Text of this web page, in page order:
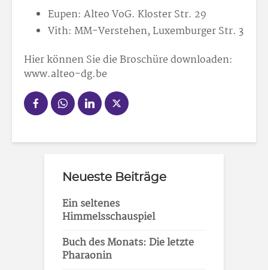
Eupen: Alteo VoG. Kloster Str. 29
Vith: MM-Verstehen, Luxemburger Str. 3
Hier können Sie die Broschüre downloaden:
www.alteo-dg.be
Neueste Beiträge
Ein seltenes
Himmelsschauspiel
Buch des Monats: Die letzte
Pharaonin